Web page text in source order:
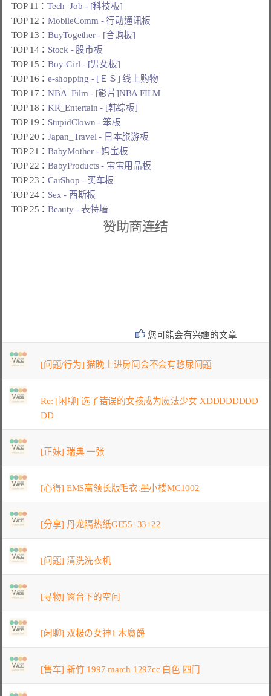
TOP 11：Tech_Job - [科技板]
TOP 12：MobileComm - 行动通讯板
TOP 13：BuyTogether - [合购板]
TOP 14： Stock - 股市板
TOP 15：Boy-Girl - [男女板]
TOP 16：e-shopping - [ＥＳ] 线上购物
TOP 17：NBA_Film - [影片]NBA FILM
TOP 18：KR_Entertain - [韩综板]
TOP 19： StupidClown - 笨板
TOP 20：Japan_Travel - 日本旅游板
TOP 21：BabyMother - 妈宝板
TOP 22：BabyProducts - 宝宝用品板
TOP 23：CarShop - 买车板
TOP 24： Sex - 西斯板
TOP 25：Beauty - 表特墙
赞助商连结
您可能会有兴趣的文章
[问题/行为] 猫晚上进房间会不会有憋尿问题
Re: [闲聊] 选了错误的女孩成为魔法少女 XDDDDDDDD
DD
[正妹] 瑞典 一张
[心得] EMS高领长版毛衣.墨小楼MC1002
[分享] 丹龙隔热纸GE55+33+22
[问题] 清洗洗衣机
[寻物] 窗台下的空间
[闲聊] 双极の女神1 木魔爵
[售车] 新竹 1997 march 1297cc 白色 四门